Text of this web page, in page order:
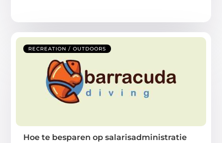
RECREATION / OUTDOORS
Hoe te besparen op salarisadministratie